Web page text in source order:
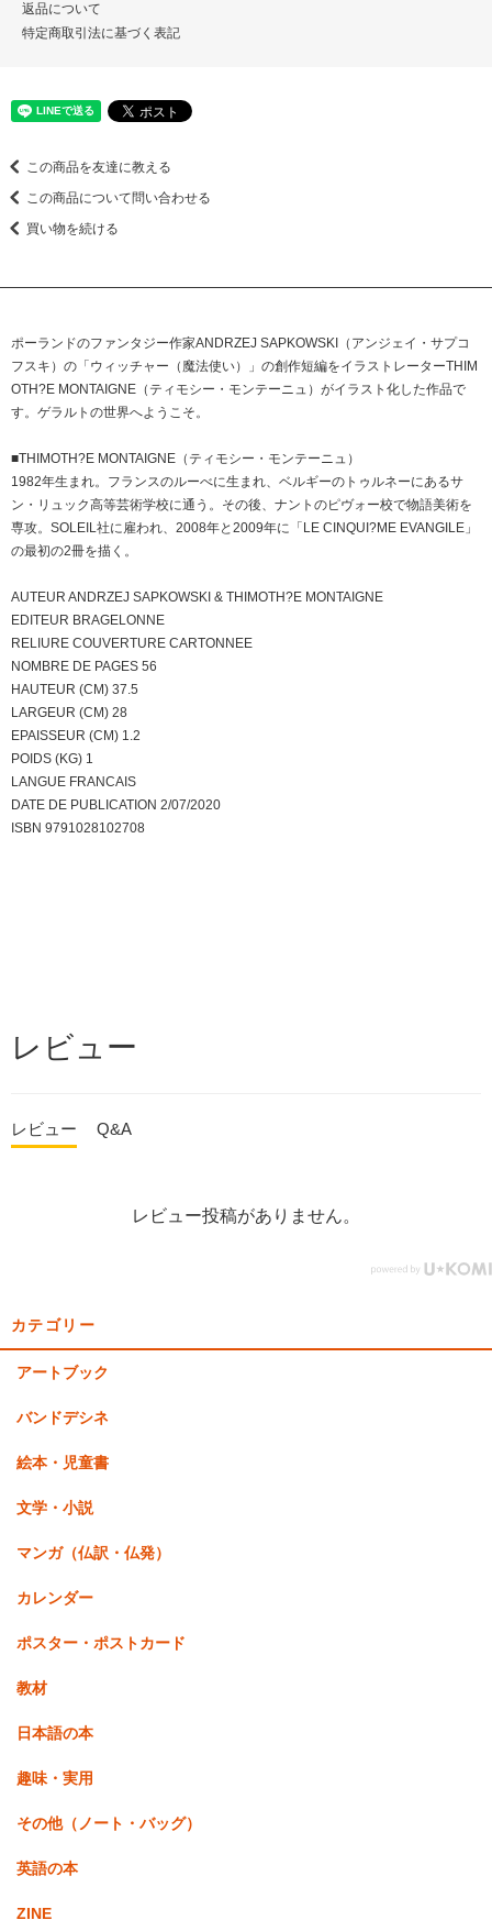
返品について
特定商取引法に基づく表記
この商品を友達に教える
この商品について問い合わせる
買い物を続ける
ポーランドのファンタジー作家ANDRZEJ SAPKOWSKI（アンジェイ・サプコ
フスキ）の「ウィッチャー（魔法使い）」の創作短編をイラストレーターTHIM
OTH?E MONTAIGNE（ティモシー・モンテーニュ）がイラスト化した作品で
す。ゲラルトの世界へようこそ。
■THIMOTH?E MONTAIGNE（ティモシー・モンテーニュ）
1982年生まれ。フランスのルーべに生まれ、ベルギーのトゥルネーにあるサ
ン・リュック高等芸術学校に通う。その後、ナントのピヴォー校で物語美術を
専攻。SOLEIL社に雇われ、2008年と2009年に「LE CINQUI?ME EVANGILE」
の最初の2冊を描く。
AUTEUR ANDRZEJ SAPKOWSKI & THIMOTH?E MONTAIGNE
EDITEUR BRAGELONNE
RELIURE COUVERTURE CARTONNEE
NOMBRE DE PAGES 56
HAUTEUR (CM) 37.5
LARGEUR (CM) 28
EPAISSEUR (CM) 1.2
POIDS (KG) 1
LANGUE FRANCAIS
DATE DE PUBLICATION 2/07/2020
ISBN 9791028102708
レビュー
レビュー Q&A
レビュー投稿がありません。
カテゴリー
アートブック
バンドデシネ
絵本・児童書
文学・小説
マンガ（仏訳・仏発）
カレンダー
ポスター・ポストカード
教材
日本語の本
趣味・実用
その他（ノート・バッグ）
英語の本
ZINE